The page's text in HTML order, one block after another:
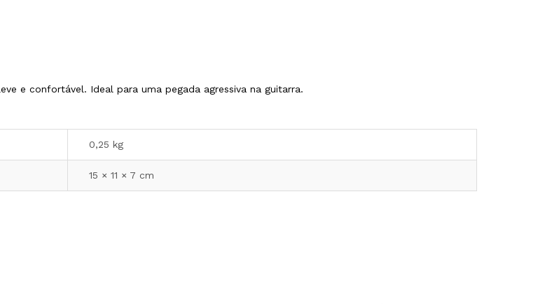
e confortável. Ideal para uma pegada agressiva na guitarra.
0,25 kg
15 × 11 × 7 cm